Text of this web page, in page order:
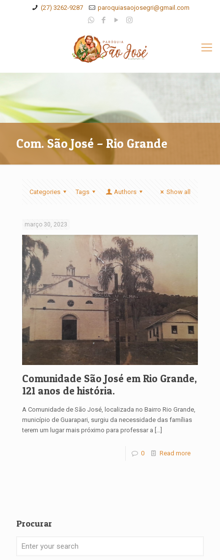
(27) 3262-9287 paroquiasaojosegri@gmail.com
Com. São José – Rio Grande
Categories Tags Authors Show all
março 30, 2023
Comunidade São José em Rio Grande,
121 anos de história.
A Comunidade de São José, localizada no Bairro Rio Grande,
município de Guarapari, surgiu da necessidade das famílias
terem um lugar mais próximo para professar a […]
0 Read more
Procurar